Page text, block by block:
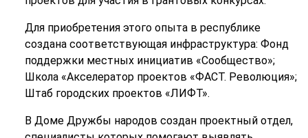
Для приобретения этого опыта в республике
создана соответствующая инфраструктура: Фонд
поддержки местных инициатив «Сообщество»;
Школа «Акселератор проектов «ФАСТ. Революция»;
Штаб городских проектов «ЛИФТ».
В Доме Дружбы народов создан проектный отдел,